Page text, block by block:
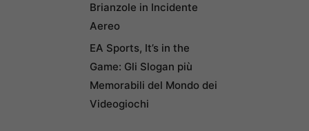
Brianzole in Incidente
Aereo
EA Sports, It’s in the
Game: Gli Slogan più
Memorabili del Mondo dei
Videogiochi